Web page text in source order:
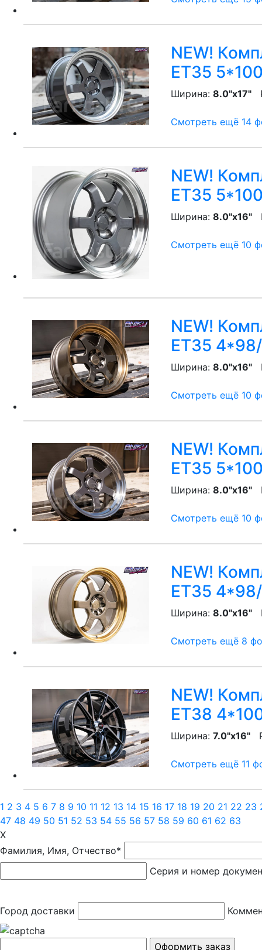
NEW!
ET35
Ширина: 8.0"x17"
Смотреть ещё 14
NEW!
ET35
Ширина: 8.0"x16"
Смотреть ещё 10
NEW!
ET35
Ширина: 8.0"x16"
Смотреть ещё 10
NEW!
ET35
Ширина: 8.0"x16"
Смотреть ещё 10
NEW!
ET35
Ширина: 8.0"x16"
Смотреть ещё 8
NEW!
ET38
Ширина: 7.0"x16"
Смотреть ещё 11
1 2 3 4 5 6 7 8 9 10 11 12 13 14 15 16 17 18 19 20 21 22 23
47 48 49 50 51 52 53 54 55 56 57 58 59 60 61 62 63
X
Фамилия, Имя, Отчество*
Серия и номер
Город доставки